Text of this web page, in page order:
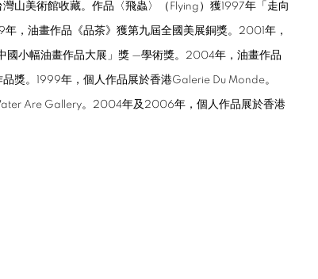
山美術館收藏。作品〈飛蟲〉（Flying）獲1997年「走向
年，油畫作品《品茶》獲第九屆全國美展銅獎。2001年，
國小幅油畫作品大展」獎 —學術獎。2004年，油畫作品
獎。1999年，個人作品展於香港Galerie Du Monde。
Are Gallery。2004年及2006年，個人作品展於香港